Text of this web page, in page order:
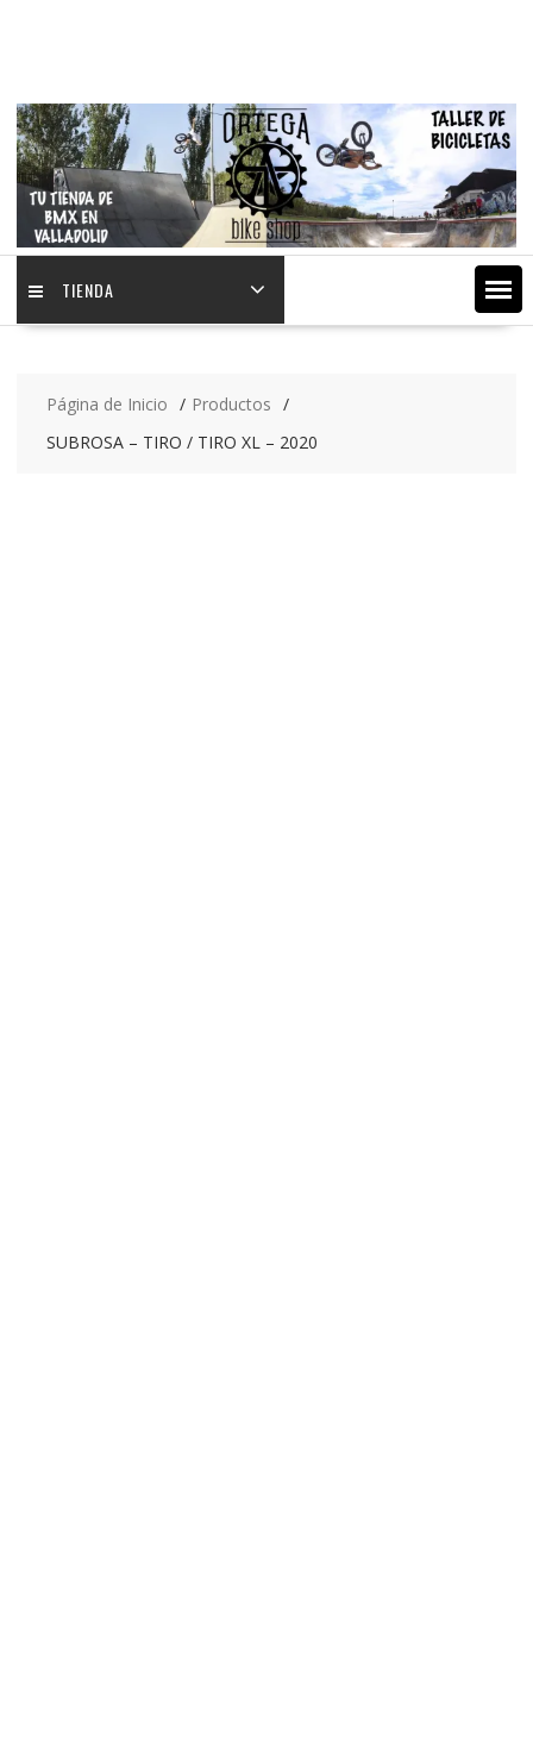
TIENDA
Página de Inicio
Productos
SUBROSA – TIRO / TIRO XL – 2020